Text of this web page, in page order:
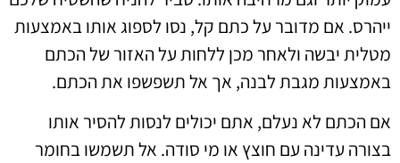
ייהרס. אם מדובר על כתם קל, נסו לספוג אותו באמצעות
מטלית יבשה ולאחר מכן ללחות על האזור של הכתם
באמצעות מגבת לבנה, אך אל תשפשפו את הכתם.
אם הכתם לא נעלם, אתם יכולים לנסות להסיר אותו
בצורה עדינה עם חוצץ או מי סודה. אל תשמשו בחומר